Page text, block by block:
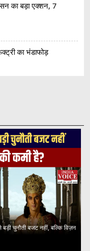
का बड़ा एक्शन, 7
का भंडाफोड़
चुनौती बजट नहीं, बल्कि विज़न